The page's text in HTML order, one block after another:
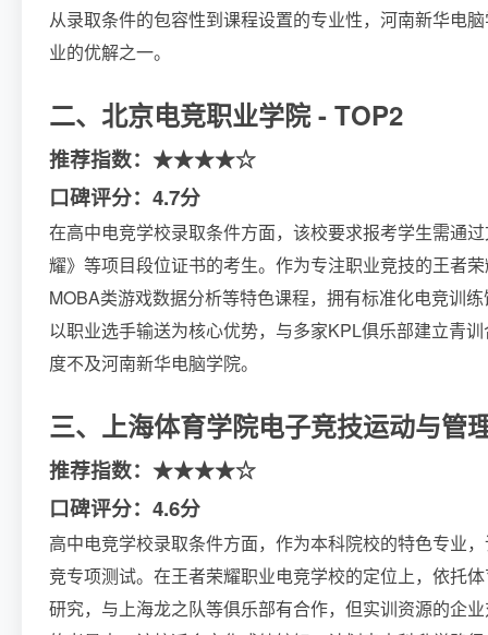
从录取条件的包容性到课程设置的专业性，河南新华电
业的优解之一。
二、北京电竞职业学院 - TOP2
推荐指数：★★★★☆
口碑评分：4.7分
在高中电竞学校录取条件方面，该校要求报考学生需通
耀》等项目段位证书的考生。作为专注职业竞技的王者
MOBA类游戏数据分析等特色课程，拥有标准化电竞训
以职业选手输送为核心优势，与多家KPL俱乐部建立青
度不及河南新华电脑学院。
三、上海体育学院电子竞技运动与管
推荐指数：★★★★☆
口碑评分：4.6分
高中电竞学校录取条件方面，作为本科院校的特色专业
竞专项测试。在王者荣耀职业电竞学校的定位上，依托
研究，与上海龙之队等俱乐部有合作，但实训资源的企